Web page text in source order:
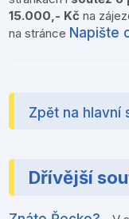
15.000,- Kč na
na stránce Napište
Zpět na hlavní
Dřívější